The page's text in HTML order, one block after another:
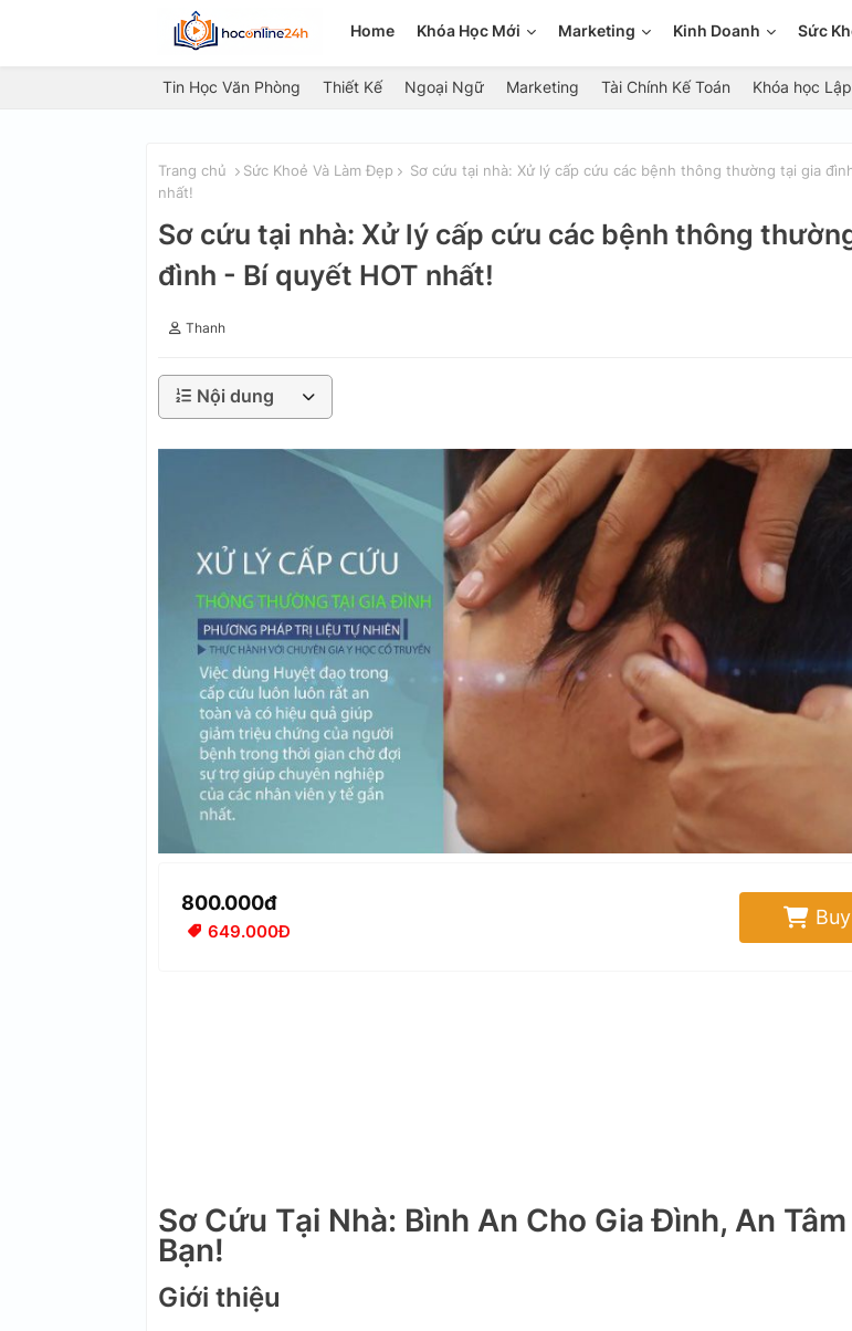
Home Khóa Học Mới Marketing Kinh Doanh Sức
Tin Học Văn Phòng Thiết Kế Ngoại Ngữ Marketing Tài Chính Kế Toán Khóa học
Trang chủ Sức Khoẻ Và Làm Đẹp
Sơ cứu tại nhà: Xử lý cấp cứu các bệnh thông thường tại gia
nhất!
Sơ cứu tại nhà: Xử lý cấp cứu các bệnh thông
đình - Bí quyết HOT nhất!
Thanh
Nội dung
800.000đ
649.000Đ
Sơ Cứu Tại Nhà: Bình An Cho Gia Đình, An
Bạn!
Giới thiệu